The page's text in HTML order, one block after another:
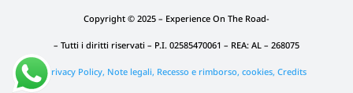
Copyright © 2025 – Experience On The Road-
– Tutti i diritti riservati – P.I. 02585470061 – REA: AL – 268075
Privacy Policy, Note legali, Recesso e rimborso, cookies,Credits